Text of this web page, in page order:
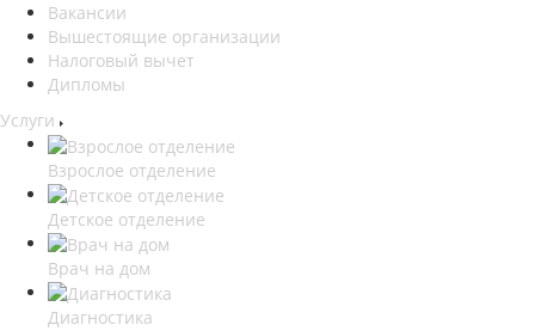
Вакансии
Вышестоящие организации
Налоговый вычет
Дипломы
Услуги
Взрослое отделение
Детское отделение
Врач на дом
Диагностика